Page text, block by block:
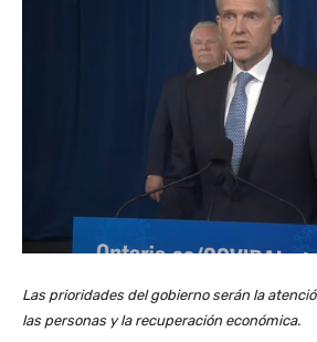
Las prioridades del gobierno serán la
las personas y la recuperación económica.